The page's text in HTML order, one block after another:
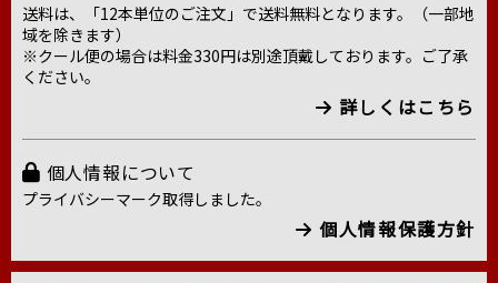
送料は、「12本単位のご注文」で送料無料となります。（一部地
域を除きます）
※クール便の場合は料金330円は別途頂戴しております。ご了承
ください。
詳しくはこちら
個人情報について
プライバシーマーク取得しました。
個人情報保護方針